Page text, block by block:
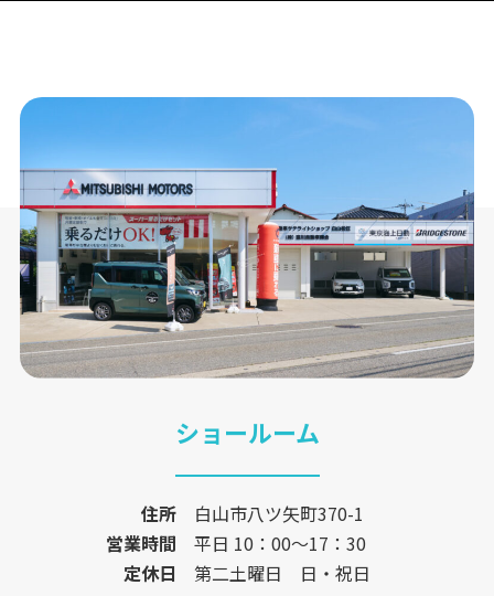
ショールーム
住所
白山市八ツ矢町370-1
営業時間
平日 10：00〜17：30
定休日
第二土曜日 日・祝日